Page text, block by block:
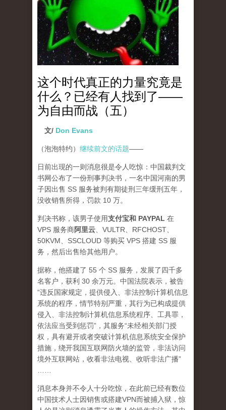
这个时代真正的力量究竟是
什么？已经有人找到了——
为自由而战（五）
文/ Don Evans
（泡泡特约） 继续前文的话题——
日前出现的一则消息很是令人吃惊：中国裁判文
书网公布了一份刑事判决书，一名中国河南的男
子因出售 SS 服务被判有期徒刑三年缓刑五年，
没收销售所得，罚款 10 万。
判决书称，该男子使用支付宝和 PAYPAL 在
VPS 服务商阿里云 、VULTR、RFCHOST、
50KVM、SSCLOUD 等购买 VPS 搭建 SS 服
务，然后出售给其他用户。
据称，他搭建了 55 个 SS 服务，发展了四千多
名客户，获利 30 余万元。中国法院表示，被告
“违反国家规定，提供侵入、非法控制计算机信息
系统的程序，情节特别严重，其行为已构成提供
侵入、非法控制计算机信息系统程序、工具罪，
依法应当受到惩罚”，其服务“未经相关部门授
权，具有避开或者突破计算机信息系统安全保护
措施，绕开我国互联网防火墙的监管，非法访问
境外互联网站，收看非法电视、收听非法广播”
消息本身并不令人十分吃惊，在此前已经有数位
中国技术人士因销售或搭建VPN而被捕入狱，惊